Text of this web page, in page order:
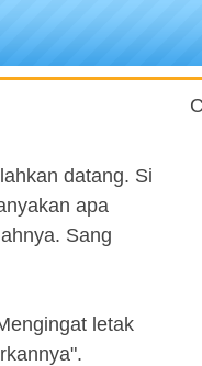
datang. Si
apa
Sang
letak